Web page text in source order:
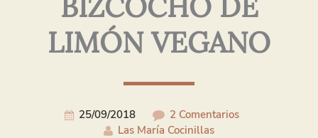
LIMÓN VEGANO
25/09/2018
2 Comentarios
Las María Cocinillas